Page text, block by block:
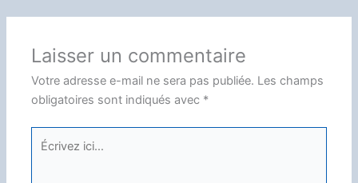
Laisser un commentaire
Votre adresse e-mail ne sera pas publiée. Les champs
obligatoires sont indiqués avec *
Écrivez